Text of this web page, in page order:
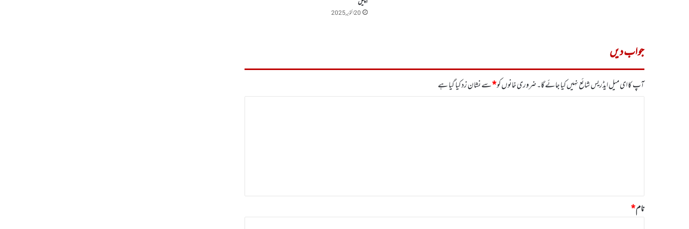
20 اکتوبر, 2025
جواب دیں
آپ کا ای میل ایڈریس شائع نہیں کیا جائے گا۔ضروری خانوں کو*سے نشان زد کیا گیا ہے
نام*